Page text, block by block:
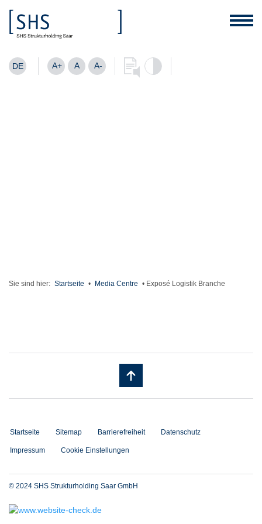
DE A+ A A-
Sie sind hier: Startseite • Media Centre • Exposé Logistik Branche
Startseite Sitemap Barrierefreiheit Datenschutz
Impressum Cookie Einstellungen
© 2024 SHS Strukturholding Saar GmbH